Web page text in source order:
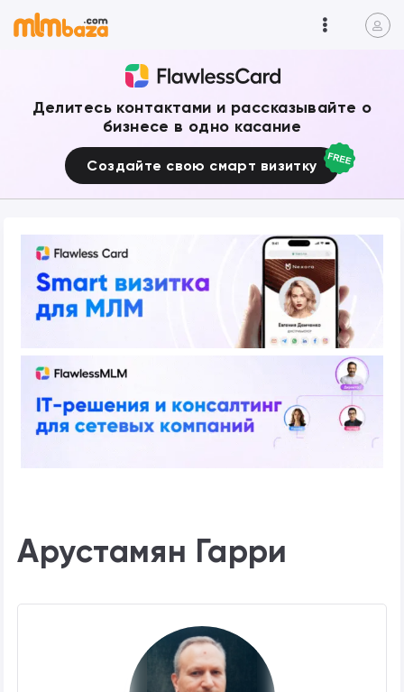
Делитесь контактами и рассказывайте о
бизнесе в одно касание
Создайте свою смарт визитку
Арустамян Гарри